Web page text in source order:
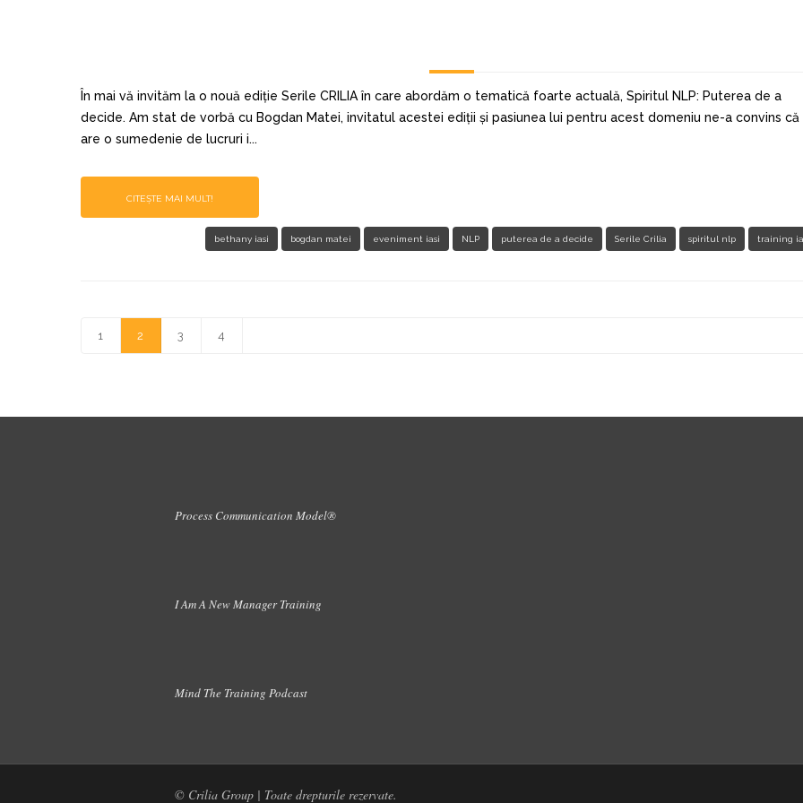
În mai vă invităm la o nouă ediție Serile CRILIA în care abordăm o tematică foarte actuală, Spiritul NLP: Puterea de a
decide. Am stat de vorbă cu Bogdan Matei, invitatul acestei ediții și pasiunea lui pentru acest domeniu ne-a convins că
are o sumedenie de lucruri i...
CITEȘTE MAI MULT!
bethany iasi bogdan matei eveniment iasi NLP puterea de a decide Serile Crilia spiritul nlp training
1 2 3 4
Process Communication Model®
I Am A New Manager Training
Mind The Training Podcast
© Crilia Group | Toate drepturile rezervate.